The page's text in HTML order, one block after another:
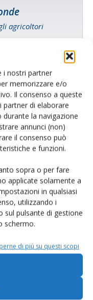
i nostri partner
memorizzare e/o
Il consenso a queste
di elaborare
la navigazione
annunci (non)
il consenso può
e funzioni.
sopra o per fare
applicate solamente a
in qualsiasi
utilizzando i
sul pulsante di gestione
schermo.
di più su questi scopi
agricoltori
mondo